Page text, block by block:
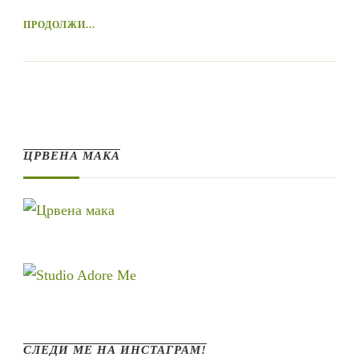
ПРОДОЛЖИ...
ЦРВЕНА МАКА
СЛЕДИ МЕ НА ИНСТАГРАМ!